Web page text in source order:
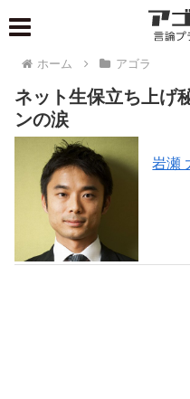
ホーム アゴラ
ネット生保立ち上げ
ンの涙
岩瀬